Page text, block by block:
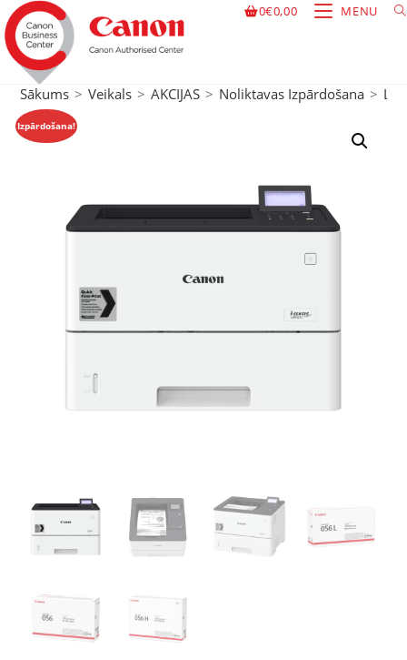
0€0,00 MENU
Sākums > Veikals > AKCIJAS > Noliktavas Izpārdošana >
Izpārdošana!